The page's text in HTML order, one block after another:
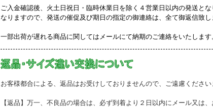
ご入金確認後、火土日祝日・臨時休業日を除く４営業日以内の発送と
なりますので、発送の催促及び期日の指定の御連絡は、全て御返信致し
一部出荷が遅れる商品に関してはメールにて納期のご連絡をいたします
お客様都合による、返品はお受けしておりませんので、ご遠慮ください
【返品】万一、不良品の場合は、必ず到着より２日以内にメール又は